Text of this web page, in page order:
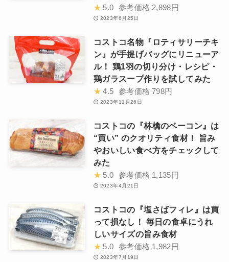
★ 5.0 参考価格 2,898円
2023年6月25日
コストコ名物『ロティサリーチキ
ン』が手提げバッグにリニューア
ル！ 鶏1羽の切り分け・レシピ・
鶏ガラスープ作りを試してみた
★ 4.5 参考価格 798円
2023年11月26日
コストコの『林檎のベーコン』は
“買い” のクオリティ食材！ 旨み
やおいしい食べ方をチェックして
みた
★ 5.0 参考価格 1,135円
2023年4月21日
コストコの『塩さばフィレ』は買
って損なし！ 毎日の食卓にうれ
しいサイズの旨み食材
★ 5.0 参考価格 1,982円
2023年7月19日